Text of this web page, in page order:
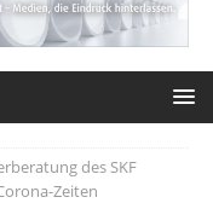
des SKF
Zeiten